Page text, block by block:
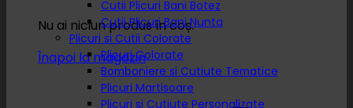
Nu ai niciun produs în coș.
Înapoi la magazin
Cutii Plicuri Bani Botez
Cutii Plicuri Bani Nunta
Plicuri si Cutii Colorate
Plicuri Colorate
Bomboniere si Cutiute Tematice
Plicuri Martisoare
Plicuri si Cutiute Personalizate